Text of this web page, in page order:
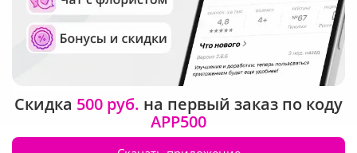
Рейтинг Русского букета
Скидка 500 руб. на первый заказ по коду
APP500